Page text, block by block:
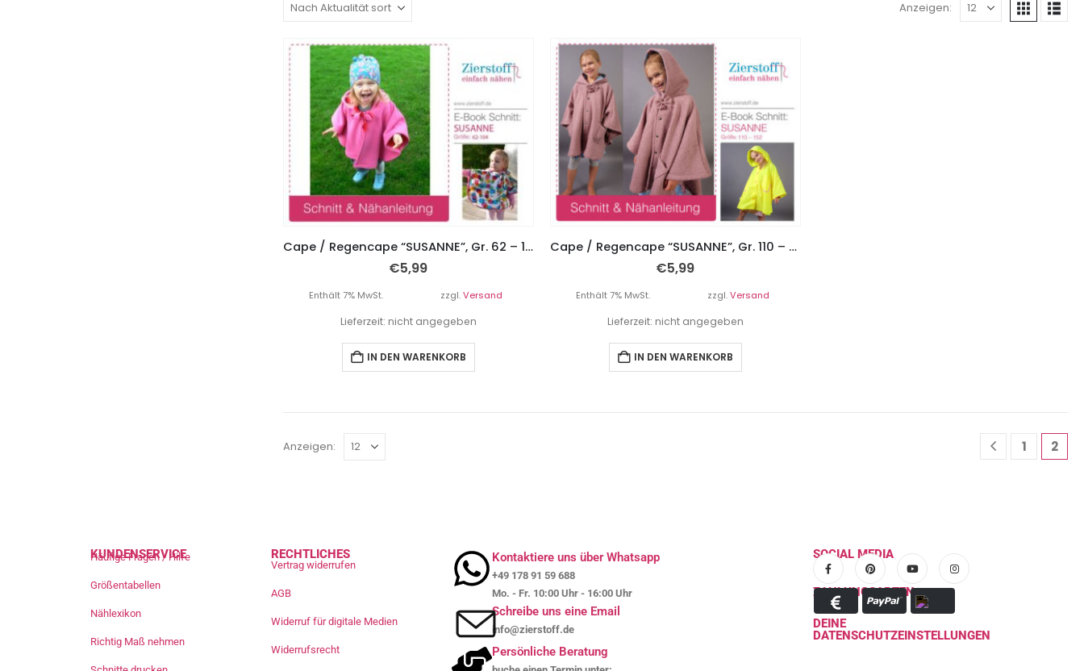
Anzeigen:
Cape / Regencape “SUSANNE”, Gr. 62 – 104
€5,99
Enthält 7% MwSt. zzgl.Versand
Lieferzeit: nicht angegeben
IN DEN WARENKORB
Cape / Regencape “SUSANNE”, Gr. 110 – 152
€5,99
Enthält 7% MwSt. zzgl.Versand
Lieferzeit: nicht angegeben
IN DEN WARENKORB
Anzeigen: 1 2
KUNDENSERVICE
Häufige Fragen / Hilfe
Größentabellen
Nählexikon
Richtig Maß nehmen
RECHTLICHES
Vertrag widerrufen
AGB
Widerruf für digitale Medien
Widerrufsrecht
Kontaktiere uns über Whatsapp
+49 178 91 59 688
Mo. - Fr. 10:00 Uhr - 16:00 Uhr
Schreibe uns eine Email
info@zierstoff.de
Persönliche Beratung
SOCIAL MEDIA
ZAHLUNGSARTEN
DEINE
DATENSCHUTZEINSTELLUNGEN